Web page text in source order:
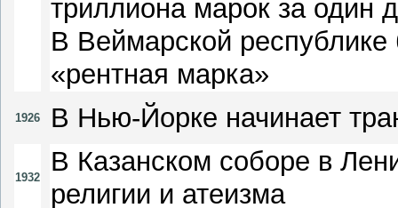
триллиона марок за один
В Веймарской
«рентная марка»
1926 В Нью-Йорке начинает
1932
В Казанском соборе в
религии и атеизма